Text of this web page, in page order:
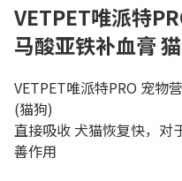
VETPET唯派特
马酸亚铁补血膏
VETPET唯派特PRO 宠物
(猫狗)
直接吸收 犬猫恢复快，对
善作用